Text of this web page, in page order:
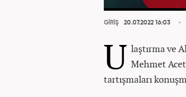
GİRİŞ 20.07.2022 16:03
U laştırma ve
Mehmet Acet
tartışmaları